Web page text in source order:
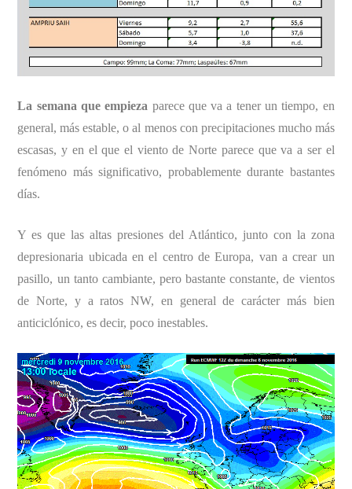
La semana que empieza parece que va a tener un tiempo, en
general, más estable, o al menos con precipitaciones mucho más
escasas, y en el que el viento de Norte parece que va a ser el
fenómeno más significativo, probablemente durante bastantes
días.
Y es que las altas presiones del Atlántico, junto con la zona
depresionaria ubicada en el centro de Europa, van a crear un
pasillo, un tanto cambiante, pero bastante constante, de vientos
de Norte, y a ratos NW, en general de carácter más bien
anticiclónico, es decir, poco inestables.